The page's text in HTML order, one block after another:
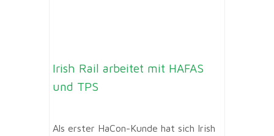
Irish Rail arbeitet mit HAFAS
und TPS
Als erster HaCon-Kunde hat sich Irish